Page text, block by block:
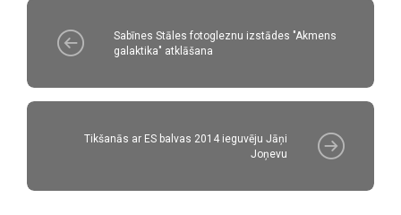
Sabīnes Stāles fotogleznu izstādes "Akmens
galaktika" atklāšana
Tikšanās ar ES balvas 2014 ieguvēju Jāņi
Joņevu